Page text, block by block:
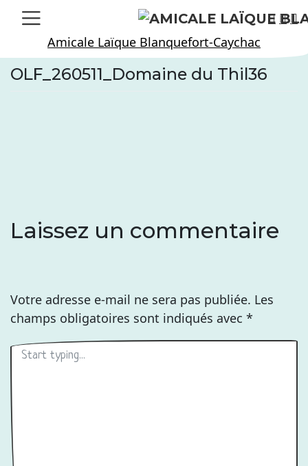
Skip
Amicale Laïque Blanquefort-Caychac
OLF_260511_Domaine du Thil36
Laissez un commentaire
Votre adresse e-mail ne sera pas publiée. Les
champs obligatoires sont indiqués avec *